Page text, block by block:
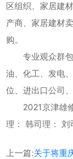
区组织、家居建
产商、家居建材
购。
专业观众群包
油、化工、发电
位、进出口公司
2021京津雄修
理： 韩司理： 刘
上一篇:关于将重